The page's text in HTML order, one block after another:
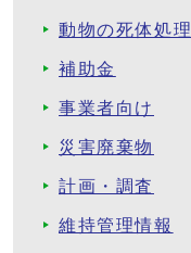
動物の死体処理
補助金
事業者向け
災害廃棄物
計画・調査
維持管理情報